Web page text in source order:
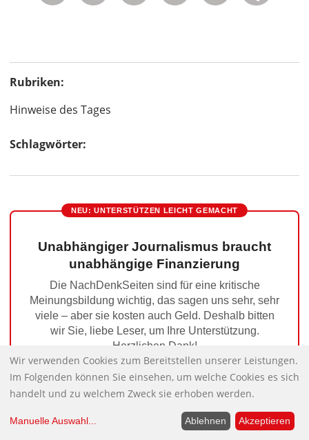
Rubriken:
Hinweise des Tages
Schlagwörter:
NEU: UNTERSTÜTZEN LEICHT GEMACHT
Unabhängiger Journalismus braucht
unabhängige Finanzierung
Die NachDenkSeiten sind für eine kritische
Meinungsbildung wichtig, das sagen uns sehr, sehr
viele – aber sie kosten auch Geld. Deshalb bitten
wir Sie, liebe Leser, um Ihre Unterstützung.
Herzlichen Dank!
Jetzt unterstützen
Wir verwenden Cookies zum Bereitstellen unserer Leistungen.
Im Folgenden können Sie einsehen, um welche Cookies es sich
handelt und zu welchem Zweck sie erhoben werden.
Manuelle Auswahl... Ablehnen Akzeptieren